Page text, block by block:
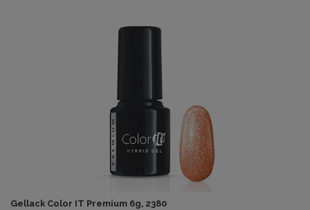
Gellack Color IT Premium 6g, 2380